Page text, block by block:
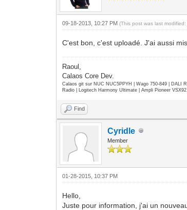
09-18-2013, 10:27 PM(This post was last
C'est bon, c'est uploadé. J'ai aussi
Raoul,
Calaos Core Dev.
Calaos git sur NUC NUC5PPYH | Wago 750-849 | DALI
Radio | Logitech Harmony Ultimate | Ampli Pioneer
Find
Cyridle
Member
01-28-2015, 10:37 PM
Hello,
Juste pour information, j'ai un